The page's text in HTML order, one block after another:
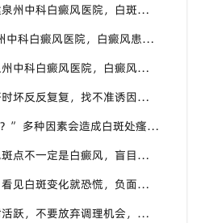
「换季白斑误区盘点」福建泉州中科白癜风医院，白斑消长多变，科学对待才是正道
“立秋后作息要调整”✨泉州中科白癜风医院，白癜风患者，不良作息会影响皮肤状态
（八月余热仍伤人）福建泉州中科白癜风医院，白癜风外出，依旧要做好硬防晒措施
【福建泉州街坊】白斑时好时坏反反复复，找不准诱因，泉州中科白癜风医院帮梳理夏季白斑波动各类诱因
“高温天白斑发痒怎么回事？” 多种因素会造成白斑处瘙痒，泉州中科白癜风医院讲解白斑发痒的处理方式
（谨防白斑误诊）身上浅色斑点不一定是白癜风，盲目用药危害皮肤，泉州中科白癜风医院建议先明确白斑类型
「白斑焦虑恶性循环」夏日看见白斑变化就恐慌，负面情绪反加重病情，泉州中科白癜风医院呼吁放平心态应对
【多年顽固白斑】夏季代谢活跃，不要放弃调理机会，泉州中科白癜风医院建议结合自身情况定制改善思路